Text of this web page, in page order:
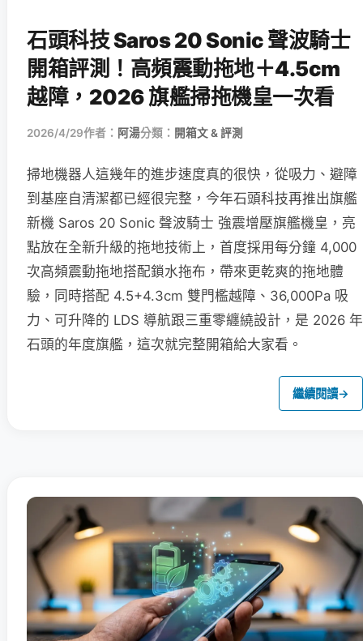
石頭科技 Saros 20 Sonic 聲波騎士
開箱評測！高頻震動拖地＋4.5cm
越障，2026 旗艦掃拖機皇一次看
2026/4/29作者： 阿湯分類： 開箱文 & 評測
掃地機器人這幾年的進步速度真的很快，從吸力、避障
到基座自清潔都已經很完整，今年石頭科技再推出旗艦
新機 Saros 20 Sonic 聲波騎士 強震增壓旗艦機皇，亮
點放在全新升級的拖地技術上，首度採用每分鐘 4,000
次高頻震動拖地搭配鎖水拖布，帶來更乾爽的拖地體
驗，同時搭配 4.5+4.3cm 雙門檻越障、36,000Pa 吸
力、可升降的 LDS 導航跟三重零纏繞設計，是 2026 年
石頭的年度旗艦，這次就完整開箱給大家看。
繼續閱讀→